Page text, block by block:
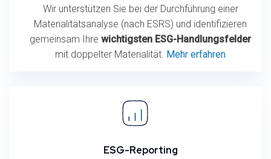
Wir unterstützen Sie bei der Durchführung einer
Materialitätsanalyse (nach ESRS) und identifizieren
gemeinsam Ihre wichtigsten ESG-Handlungsfelder
mit doppelter Materialität. Mehr erfahren
ESG-Reporting